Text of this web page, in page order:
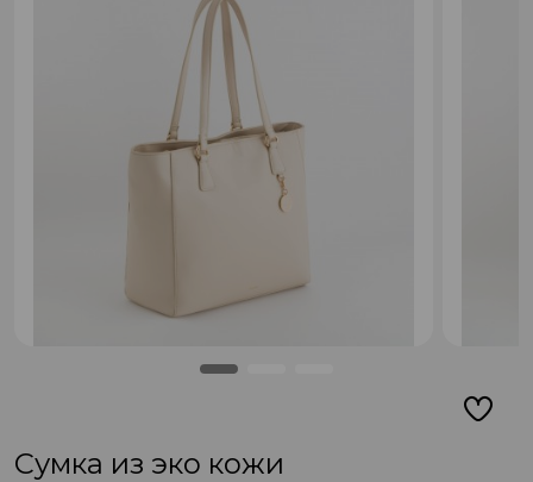
Сумка из эко кожи